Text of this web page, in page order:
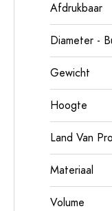
Afdrukbaar
Diameter -
Gewicht
Hoogte
Land Van
Materiaal
Volume